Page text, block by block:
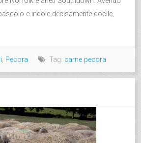
e indole decisamente docile,
, Pecora Tag: carne pecora